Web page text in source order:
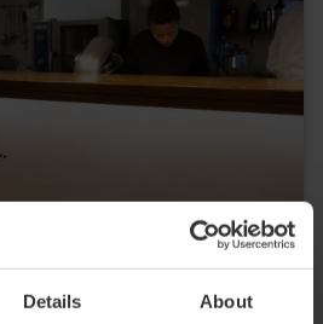
Details About